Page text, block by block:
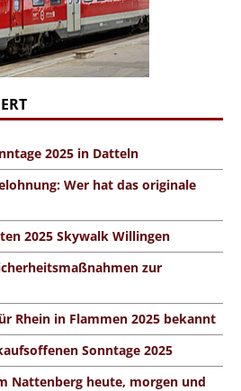
2025 in Datteln
Wer hat das originale
2025 Skywalk Willingen
zur
Rhein in Flammen 2025 bekannt
Sonntage 2025
Nattenberg heute, morgen und